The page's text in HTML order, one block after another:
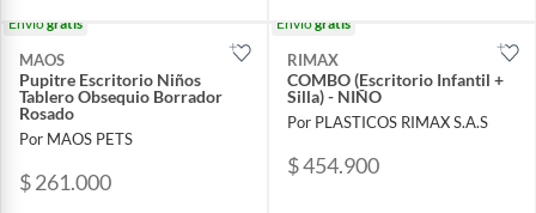
Envíogratis
MAOS
Pupitre Escritorio Niños
Tablero Obsequio Borrador
Rosado
Por MAOS PETS
$ 261.000
Envíogratis
RIMAX
COMBO (Escritorio Infantil +
Silla) - NIÑO
Por PLASTICOS RIMAX S.A.S
$ 454.900